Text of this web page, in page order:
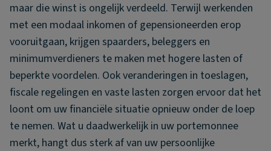
maar die winst is ongelijk verdeeld. Terwijl werkenden
met een modaal inkomen of gepensioneerden erop
vooruitgaan, krijgen spaarders, beleggers en
minimumverdieners te maken met hogere lasten of
beperkte voordelen. Ook veranderingen in toeslagen,
fiscale regelingen en vaste lasten zorgen ervoor dat het
loont om uw financiële situatie opnieuw onder de loep
te nemen. Wat u daadwerkelijk in uw portemonnee
merkt, hangt dus sterk af van uw persoonlijke